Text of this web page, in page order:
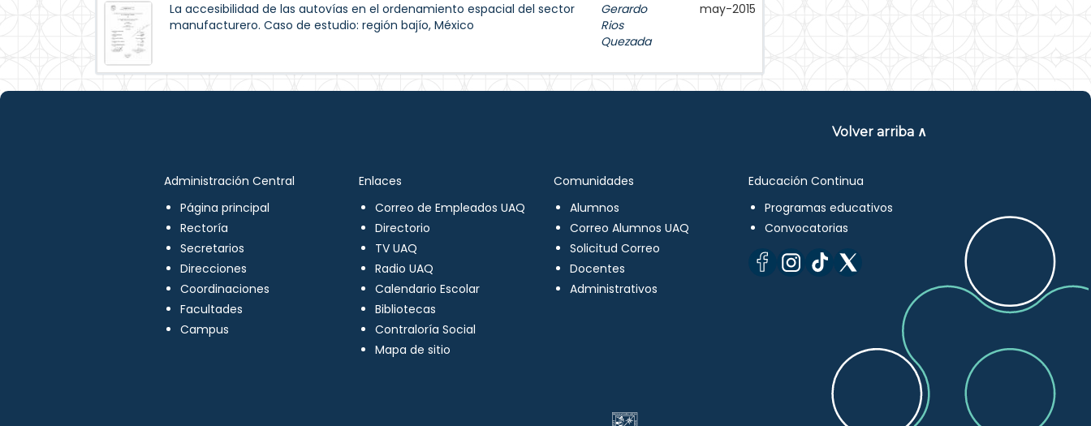
La accesibilidad de las autovías en el ordenamiento espacial del sector
manufacturero. Caso de estudio: región bajío, México
Gerardo
Rios
Quezada
may-2015
Volver arriba ∧
Administración Central
Página principal
Rectoría
Secretarios
Direcciones
Coordinaciones
Facultades
Campus
Enlaces
Correo de Empleados UAQ
Directorio
TV UAQ
Radio UAQ
Calendario Escolar
Bibliotecas
Contraloría Social
Mapa de sitio
Comunidades
Alumnos
Correo Alumnos UAQ
Solicitud Correo
Docentes
Administrativos
Educación Continua
Programas educativos
Convocatorias